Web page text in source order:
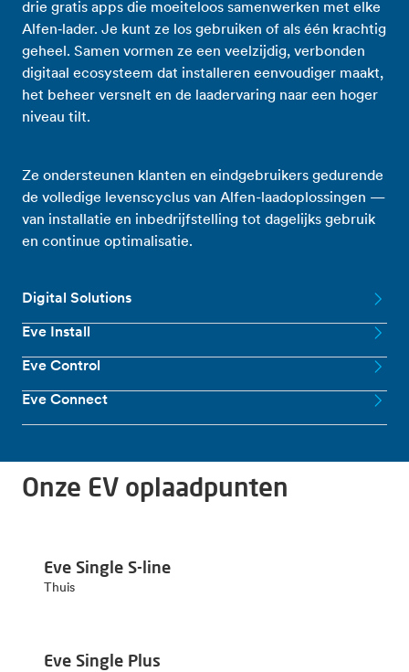
drie gratis apps die moeiteloos samenwerken met elke
Alfen‑lader. Je kunt ze los gebruiken of als één krachtig
geheel. Samen vormen ze een veelzijdig, verbonden
digitaal ecosysteem dat installeren eenvoudiger maakt,
het beheer versnelt en de laadervaring naar een hoger
niveau tilt.
Ze ondersteunen klanten en eindgebruikers gedurende
de volledige levenscyclus van Alfen-laadoplossingen —
van installatie en inbedrijfstelling tot dagelijks gebruik
en continue optimalisatie.
Digital Solutions
Eve Install
Eve Control
Eve Connect
Onze EV oplaadpunten
Eve Single S-line
Thuis
Eve Single Plus